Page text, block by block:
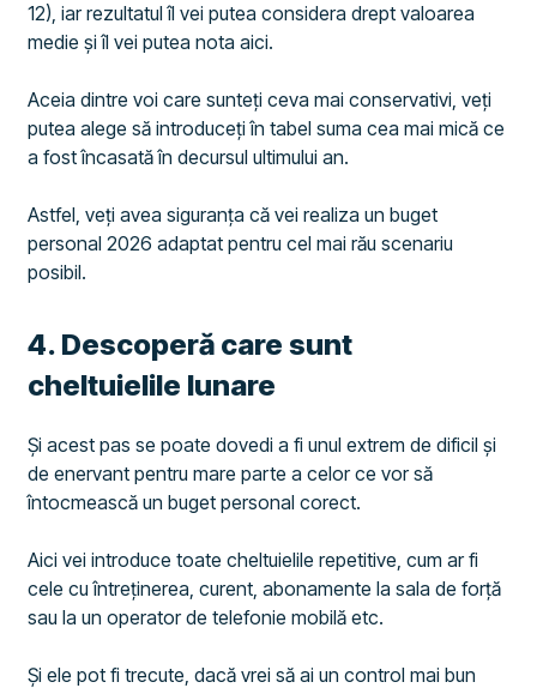
12), iar rezultatul îl vei putea considera drept valoarea
medie și îl vei putea nota aici.
Aceia dintre voi care sunteți ceva mai conservativi, veți
putea alege să introduceți în tabel suma cea mai mică ce
a fost încasată în decursul ultimului an.
Astfel, veți avea siguranța că vei realiza un buget
personal 2026 adaptat pentru cel mai rău scenariu
posibil.
​4. Descoperă care sunt
cheltuielile lunare
Și acest pas se poate dovedi a fi unul extrem de dificil și
de enervant pentru mare parte a celor ce vor să
întocmească un buget personal corect.
Aici vei introduce toate cheltuielile repetitive, cum ar fi
cele cu întreținerea, curent, abonamente la sala de forță
sau la un operator de telefonie mobilă etc.
Și ele pot fi trecute, dacă vrei să ai un control mai bun